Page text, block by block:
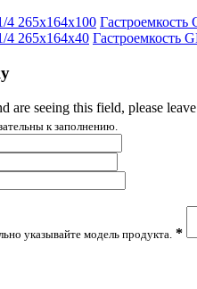
4 265х164х100 Гастроемкость
4 265х164х40 Гастроемкость
are seeing this field, please
к заполнению.
указывайте модель продукта. *